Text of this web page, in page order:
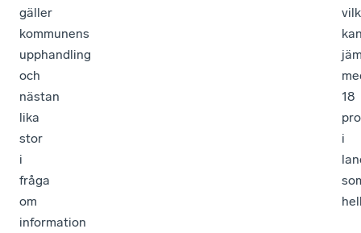
gäller
kommunens
upphandling
och
nästan
lika
stor
i
fråga
om
information
18
i